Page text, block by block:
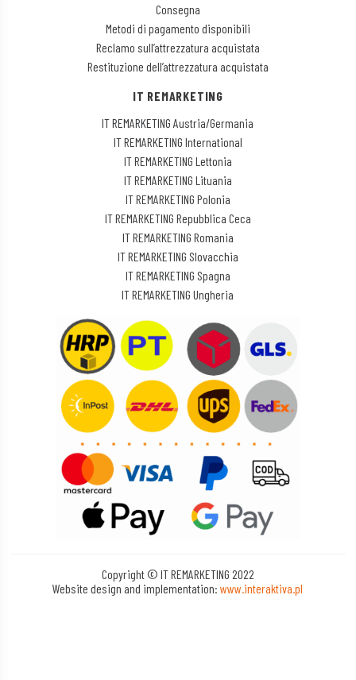
Consegna
Metodi di pagamento disponibili
Reclamo sull’attrezzatura acquistata
Restituzione dell’attrezzatura acquistata
IT REMARKETING
IT REMARKETING Austria/Germania
IT REMARKETING International
IT REMARKETING Lettonia
IT REMARKETING Lituania
IT REMARKETING Polonia
IT REMARKETING Repubblica Ceca
IT REMARKETING Romania
IT REMARKETING Slovacchia
IT REMARKETING Spagna
IT REMARKETING Ungheria
Copyright © IT REMARKETING 2022
Website design and implementation:www.interaktiva.pl